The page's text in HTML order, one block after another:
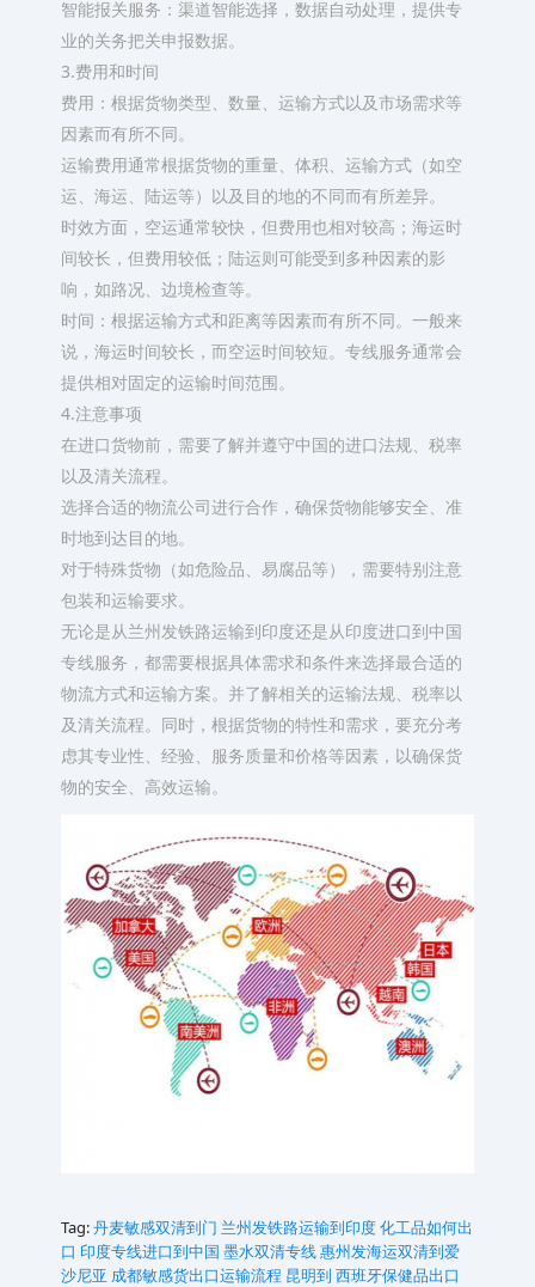
智能报关服务：渠道智能选择，数据自动处理，提供专
业的关务把关申报数据。
3.费用和时间
费用：根据货物类型、数量、运输方式以及市场需求等
因素而有所不同。
运输费用通常根据货物的重量、体积、运输方式（如空
运、海运、陆运等）以及目的地的不同而有所差异。
时效方面，空运通常较快，但费用也相对较高；海运时
间较长，但费用较低；陆运则可能受到多种因素的影
响，如路况、边境检查等。
时间：根据运输方式和距离等因素而有所不同。一般来
说，海运时间较长，而空运时间较短。专线服务通常会
提供相对固定的运输时间范围。
4.注意事项
在进口货物前，需要了解并遵守中国的进口法规、税率
以及清关流程。
选择合适的物流公司进行合作，确保货物能够安全、准
时地到达目的地。
对于特殊货物（如危险品、易腐品等），需要特别注意
包装和运输要求。
无论是从兰州发铁路运输到印度还是从印度进口到中国
专线服务，都需要根据具体需求和条件来选择最合适的
物流方式和运输方案。并了解相关的运输法规、税率以
及清关流程。同时，根据货物的特性和需求，要充分考
虑其专业性、经验、服务质量和价格等因素，以确保货
物的安全、高效运输。
Tag:丹麦敏感双清到门 兰州发铁路运输到印度化工品如何出
口 印度专线进口到中国 墨水双清专线惠州发海运双清到爱
沙尼亚 成都敏感货出口运输流程 昆明到 西班牙保健品出口